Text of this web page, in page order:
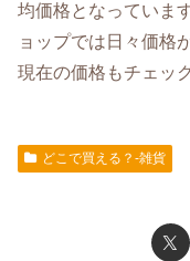
均価格となっていま
ョップでは日々価格
現在の価格もチェッ
どこで買える？-雑貨